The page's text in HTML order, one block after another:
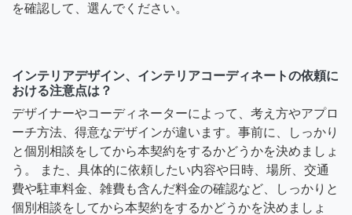
を確認して、選んでください。
インテリアデザイン、インテリアコーディネートの依頼に
おける注意点は？
デザイナーやコーディネーターによって、考え方やアプロ
ーチ方法、得意なデザインが違います。事前に、しっかり
と個別相談をしてから本契約をするかどうかを決めましょ
う。 また、具体的に依頼したい内容や日時、場所、交通
費や駐車料金、雑費も含んだ料金の確認など、しっかりと
個別相談をしてから本契約をするかどうかを決めましょ